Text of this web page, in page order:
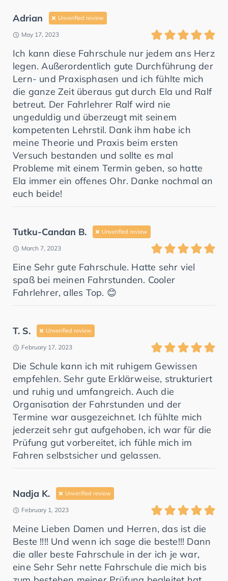
Adrian Unverified review
May 17, 2023
Ich kann diese Fahrschule nur jedem ans Herz
legen. Außerordentlich gute Durchführung der
Lern- und Praxisphasen und ich fühlte mich
die ganze Zeit überaus gut durch Ela und Ralf
betreut. Der Fahrlehrer Ralf wird nie
ungeduldig und überzeugt mit seinem
kompetenten Lehrstil. Dank ihm habe ich
meine Theorie und Praxis beim ersten
Versuch bestanden und sollte es mal
Probleme mit einem Termin geben, so hatte
Ela immer ein offenes Ohr. Danke nochmal an
euch beide!
Tutku-Candan B. Unverified review
March 7, 2023
Eine Sehr gute Fahrschule. Hatte sehr viel
spaß bei meinen Fahrstunden. Cooler
Fahrlehrer, alles Top. 😊
T. S. Unverified review
February 17, 2023
Die Schule kann ich mit ruhigem Gewissen
empfehlen. Sehr gute Erklärweise, strukturiert
und ruhig und umfangreich. Auch die
Organisation der Fahrstunden und der
Termine war ausgezeichnet. Ich fühlte mich
jederzeit sehr gut aufgehoben, ich war für die
Prüfung gut vorbereitet, ich fühle mich im
Fahren selbstsicher und gelassen.
Nadja K. Unverified review
February 1, 2023
Meine Lieben Damen und Herren, das ist die
Beste !!!! Und wenn ich sage die beste!!! Dann
die aller beste Fahrschule in der ich je war,
eine Sehr Sehr nette Fahrschule die mich bis